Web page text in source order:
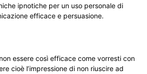
ipnotiche per un uso personale di
efficace e persuasione.
essere così efficace come vorresti con
cioè l’impressione di non riuscire ad